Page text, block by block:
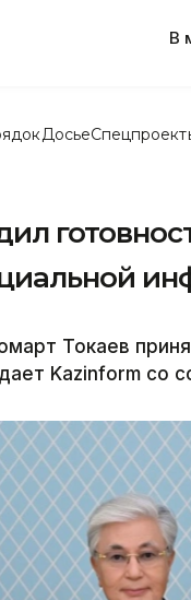
В
Досье
Токаев
Kazinform со